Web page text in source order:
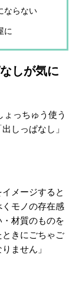
ならない
に
しが気に
っちゅう使う
しっぱなし」
メージすると
モノの存在感
材質のものを
きにごちゃご
ません」